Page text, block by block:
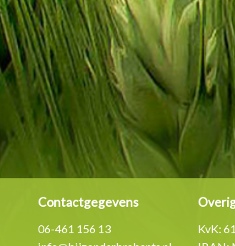
Contactgegevens
06-461 156 13
KvK: